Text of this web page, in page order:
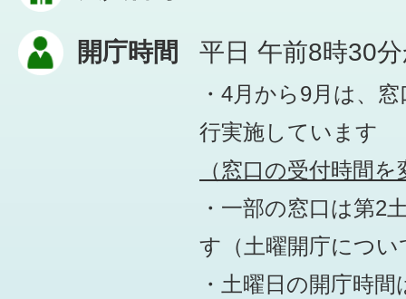
開庁時間 平日 午前8時30
・4月から9月は、
行実施しています
（窓口の受付時間
・一部の窓口は第2
す （土曜開庁につ
・土曜日の開庁時